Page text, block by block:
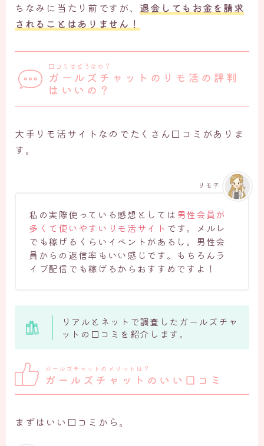
ちなみに当たり前ですが、 退会してもお金を請求
されることはありません！
口コミはどうなの？
ガールズチャットのリモ活の評判
はいいの？
大手リモ活サイトなのでたくさん口コミがありま
す。
私の実際使っている感想としては 男性会員が
多くて使いやすいリモ活サイト です。メルレ
でも稼げるくらいイベントがあるし。男性会
員からの返信率もいい感じです。もちろんラ
イブ配信でも稼げるからおすすめですよ！
リモ子
リアルとネットで調査したガールズチャ
ットの口コミを紹介します。
ガールズチャットのメリットは？
ガールズチャットのいい口コミ
まずはいい口コミから。